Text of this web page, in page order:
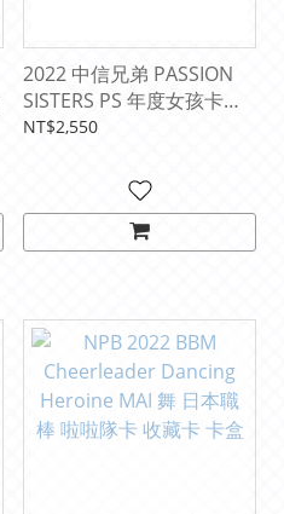
2022 中信兄弟 PASSION
SISTERS PS 年度女孩卡
Vol.2 收藏卡 卡盒 (一盒 =
NT$2,550